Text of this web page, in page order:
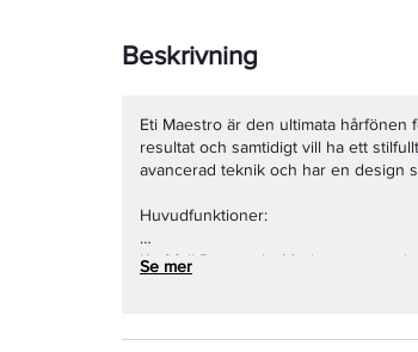
Beskrivning
Eti Maestro är den ultimata
resultat och samtidigt vill ha ett
avancerad teknik och har en design
Huvudfunktioner:
Kraftfull Prestanda: Med
Se mer